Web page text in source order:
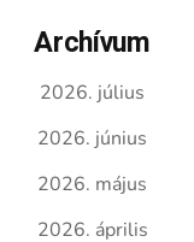
Archívum
2026. július
2026. június
2026. május
2026. április